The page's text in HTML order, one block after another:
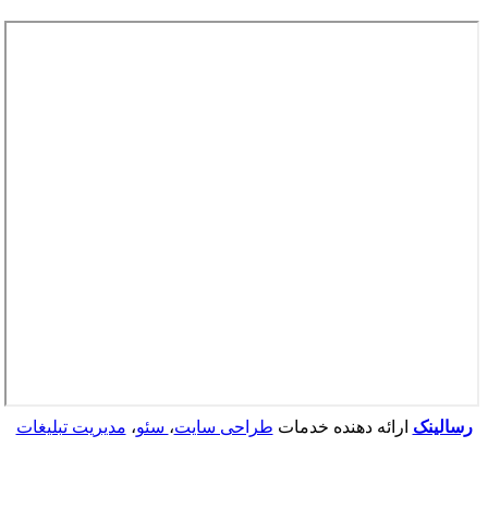
رسالینک ارائه دهنده خدمات طراحی سایت، سئو، مدیریت تبلیغات